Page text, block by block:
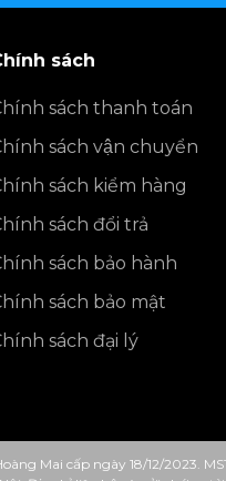
sách
sách thanh toán
sách vận chuyển
sách kiểm hàng
sách đổi trả
sách bảo hành
sách bảo mật
sách đại lý
Mai cấp ngày 18/12/2023.